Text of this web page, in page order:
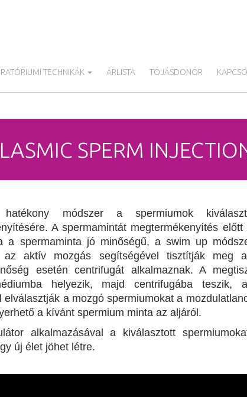
TECHNIKÁK ÁRLISTA TOJÁSDONOR
SPERM
módszer a spermiumok
A spermamintát megtermékenyítés előtt
a spermaminta jó minőségű, a swim up
az aktív mozgás segítségével tisztítják meg a
esetén centrifugát alkalmaznak. A
helyezik, majd centrifugába teszik,
elválasztják a mozgó spermiumokat a
a kívánt spermium minta az aljáról.
alkalmazásával a kiválasztott
új élet jöhet létre.